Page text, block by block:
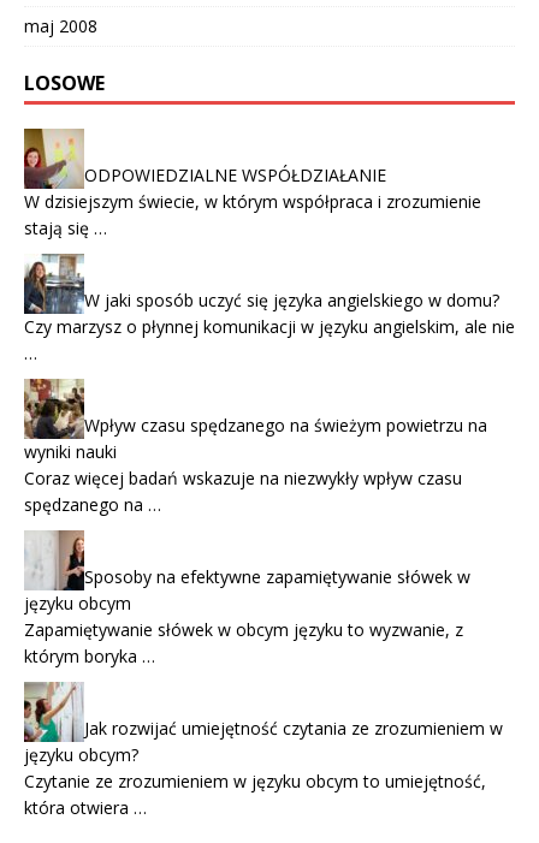
maj 2008
LOSOWE
ODPOWIEDZIALNE WSPÓŁDZIAŁANIE
W dzisiejszym świecie, w którym współpraca i zrozumienie
stają się …
W jaki sposób uczyć się języka angielskiego w domu?
Czy marzysz o płynnej komunikacji w języku angielskim, ale nie
…
Wpływ czasu spędzanego na świeżym powietrzu na
wyniki nauki
Coraz więcej badań wskazuje na niezwykły wpływ czasu
spędzanego na …
Sposoby na efektywne zapamiętywanie słówek w
języku obcym
Zapamiętywanie słówek w obcym języku to wyzwanie, z
którym boryka …
Jak rozwijać umiejętność czytania ze zrozumieniem w
języku obcym?
Czytanie ze zrozumieniem w języku obcym to umiejętność,
która otwiera …